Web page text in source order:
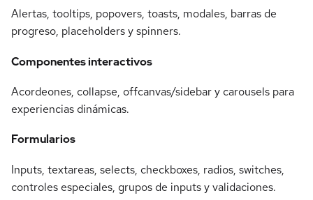
Alertas, tooltips, popovers, toasts, modales, barras de
progreso, placeholders y spinners.
Componentes interactivos
Acordeones, collapse, offcanvas/sidebar y carousels para
experiencias dinámicas.
Formularios
Inputs, textareas, selects, checkboxes, radios, switches,
controles especiales, grupos de inputs y validaciones.